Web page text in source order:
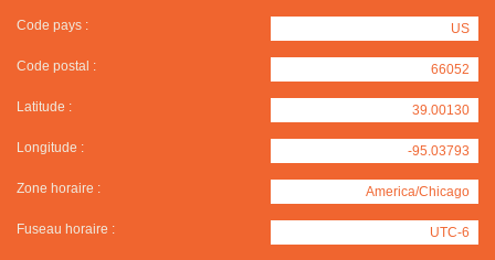
Code pays : US
Code postal : 66052
Latitude : 39.00130
Longitude : -95.03793
Zone horaire : America/Chicago
Fuseau horaire : UTC-6